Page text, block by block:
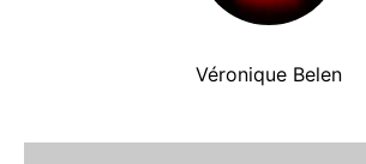
Véronique Belen